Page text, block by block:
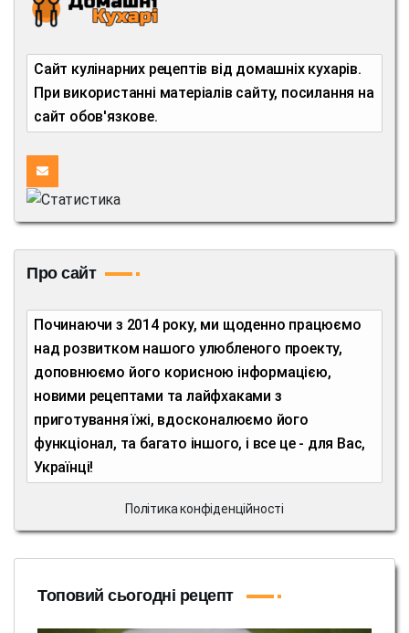
Сайт кулінарних рецептів від домашніх кухарів.
При використанні матеріалів сайту, посилання на
сайт обов'язкове.
Про сайт
Починаючи з 2014 року, ми щоденно працюємо
над розвитком нашого улюбленого проекту,
доповнюємо його корисною інформацією,
новими рецептами та лайфхаками з
приготування їжі, вдосконалюємо його
функціонал, та багато іншого, і все це - для Вас,
Українці!
Політика конфіденційності
Топовий сьогодні рецепт